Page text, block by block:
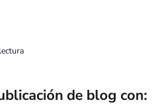
de blog con: